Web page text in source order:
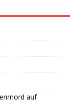
auf